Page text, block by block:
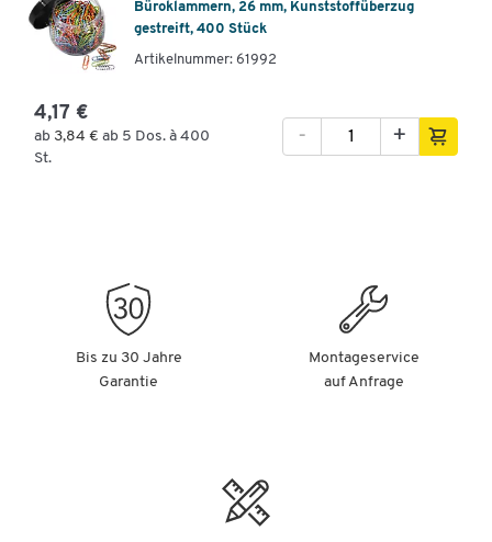
Büroklammern, 26 mm, Kunststoffüberzug
gestreift, 400 Stück
Artikelnummer: 61992
4,17 €
ab 3,84 € ab 5 Dos. à 400
St.
+
-
Bis zu 30 Jahre
Garantie
Montageservice
auf Anfrage